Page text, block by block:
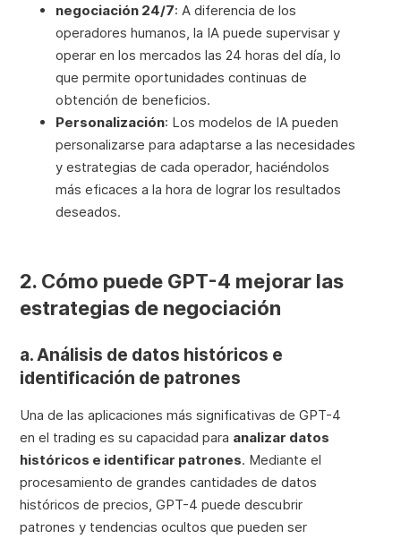
negociación 24/7: A diferencia de los
operadores humanos, la IA puede supervisar y
operar en los mercados las 24 horas del día, lo
que permite oportunidades continuas de
obtención de beneficios.
Personalización: Los modelos de IA pueden
personalizarse para adaptarse a las necesidades
y estrategias de cada operador, haciéndolos
más eficaces a la hora de lograr los resultados
deseados.
2. Cómo puede GPT-4 mejorar las
estrategias de negociación
a. Análisis de datos históricos e
identificación de patrones
Una de las aplicaciones más significativas de GPT-4
en el trading es su capacidad para analizar datos
históricos e identificar patrones. Mediante el
procesamiento de grandes cantidades de datos
históricos de precios, GPT-4 puede descubrir
patrones y tendencias ocultos que pueden ser